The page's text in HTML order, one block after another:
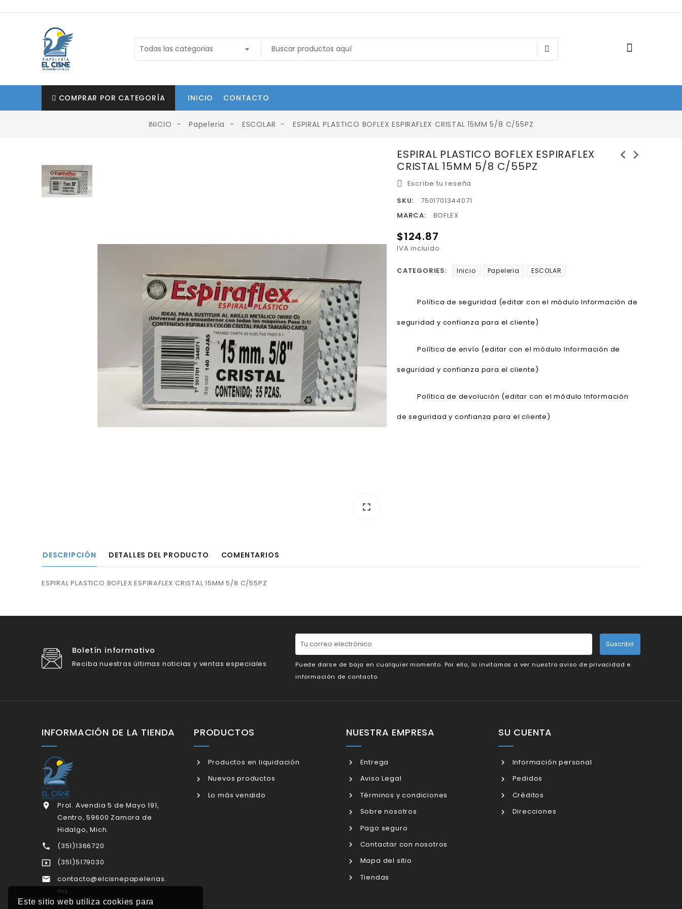
Este sitio web utiliza cookies para
COMPRAR POR CATEGORÍA INICIO CONTACTO
INICIO Papeleria ESCOLAR ESPIRAL PLASTICO BOFLEX ESPIRAFLEX CRISTAL 15MM 5/8 C/55PZ
fullscreen
ESPIRAL PLASTICO BOFLEX ESPIRAFLEX
CRISTAL 15MM 5/8 C/55PZ
chevron_left chevron_right
Escribe tu reseña
SKU:
7501701344071
MARCA:
BOFLEX
$124.87
IVA incluido
CATEGORIES: Inicio Papeleria ESCOLAR
Política de seguridad (editar con el módulo Información de
seguridad y confianza para el cliente)
Política de envío (editar con el módulo Información de
seguridad y confianza para el cliente)
Política de devolución (editar con el módulo Información
de seguridad y confianza para el cliente)
DESCRIPCIÓN DETALLES DEL PRODUCTO COMENTARIOS
ESPIRAL PLASTICO BOFLEX ESPIRAFLEX CRISTAL 15MM 5/8 C/55PZ
Boletín informativo
Reciba nuestras últimas noticias y ventas especiales
Suscribir
Puede darse de baja en cualquier momento. Por ello, lo invitamos a ver nuestro aviso de privacidad e
información de contacto.
INFORMACIÓN DE LA TIENDA

Prol. Avendia 5 de Mayo 191,
Centro, 59600 Zamora de
Hidalgo, Mich.
 (351)1366720
 (351)5179030

contacto@elcisnepapelerias.
mx
PRODUCTOS
Productos en liquidación
Nuevos productos
Lo más vendido
NUESTRA EMPRESA
Entrega
Aviso Legal
Términos y condiciones
Sobre nosotros
Pago seguro
Contactar con nosotros
Mapa del sitio
Tiendas
SU CUENTA
Información personal
Pedidos
Créditos
Direcciones